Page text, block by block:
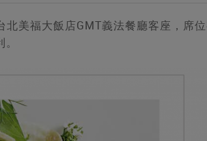
美福大飯店GMT義法餐廳客座，席